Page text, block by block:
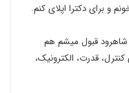
و برای دکترا اپلای کنم.
قبول میشم هم
قدرت، الکترونیک،